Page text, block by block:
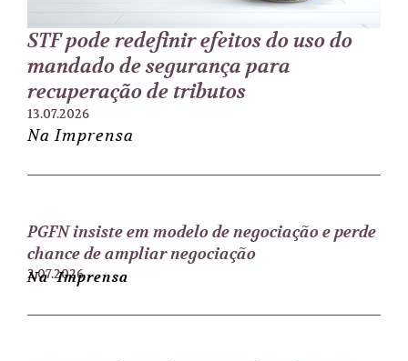
STF pode redefinir efeitos do uso do
mandado de segurança para
recuperação de tributos
13.07.2026
Na Imprensa
PGFN insiste em modelo de negociação e perde
chance de ampliar negociação
2.07.2026
Na Imprensa